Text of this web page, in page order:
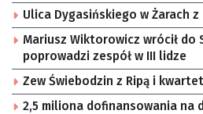
Ulica Dygasińskiego w Żarach
Mariusz Wiktorowicz wrócił do
poprowadzi zespół w III lidze
Zew Świebodzin z Ripą i
2,5 miliona dofinansowania na